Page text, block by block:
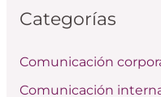
a
p
Categorías
Comunicación
Comunicación